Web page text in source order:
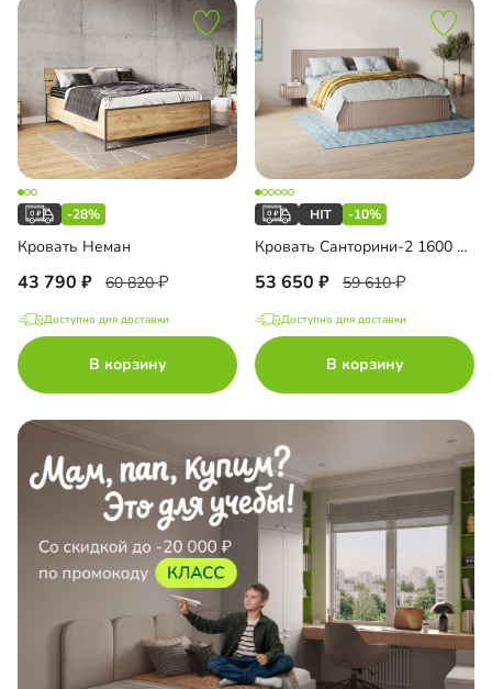
-28%
Кровать Неман
43 790 60 820
Доступно для доставки
В корзину
-10%
Кровать Санторини-2 1600 Лайф
53 650 59 610
Доступно для доставки
В корзину